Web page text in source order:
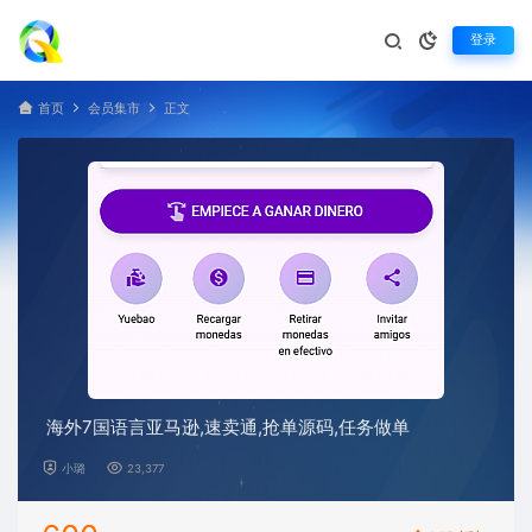
登录
首页 会员集市 正文
海外7国语言亚马逊,速卖通,抢单源码,任务做单
小璐 23,377